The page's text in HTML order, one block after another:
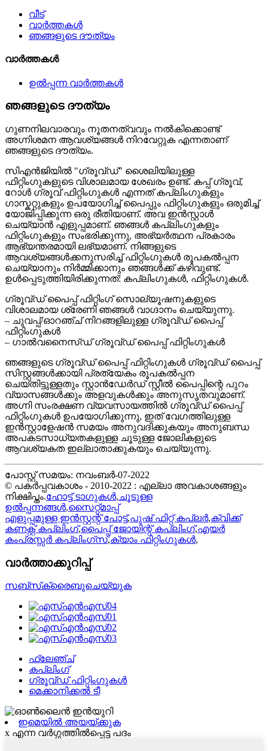
വീട്
വാർത്തകൾ
ഞങ്ങളുടെ ദൗത്യം
വാർത്തകൾ
ഉൽപ്പന്ന വാർത്തകൾ
ഞങ്ങളുടെ ദൗത്യം
ഗുണനിലവാരവും നൂതനത്വവും നൽകിക്കൊണ്ട്
അഗ്നിശമന ആവശ്യങ്ങൾ നിറവേറ്റുക എന്നതാണ്
ഞങ്ങളുടെ ദൗത്യം.
സി‌എൻ‌ജിയിൽ "ഗ്രൂവ്ഡ്" ശൈലിയിലുള്ള
ഫിറ്റിംഗുകളുടെ വിശാലമായ ശേഖരം ഉണ്ട്. കപ്പ് ഗ്രൂവ്,
റോൾ ഗ്രൂവ് ഫിറ്റിംഗുകൾ എന്നത് കപ്ലിംഗുകളും
ഗാസ്കറ്റുകളും ഉപയോഗിച്ച് പൈപ്പും ഫിറ്റിംഗുകളും ഒരുമിച്ച്
യോജിപ്പിക്കുന്ന ഒരു രീതിയാണ്. അവ ഇൻസ്റ്റാൾ
ചെയ്യാൻ എളുപ്പമാണ്. ഞങ്ങൾ കപ്ലിംഗുകളും
ഫിറ്റിംഗുകളും സംഭരിക്കുന്നു, അഭ്യർത്ഥന പ്രകാരം
ആഭ്യന്തരമായി ലഭ്യമാണ്. നിങ്ങളുടെ
ആവശ്യങ്ങൾക്കനുസരിച്ച് ഫിറ്റിംഗുകൾ രൂപകൽപ്പന
ചെയ്യാനും നിർമ്മിക്കാനും ഞങ്ങൾക്ക് കഴിവുണ്ട്.
ഉൾപ്പെടുത്തിയിരിക്കുന്നത്: കപ്ലിംഗുകൾ, ഫിറ്റിംഗുകൾ.
ഗ്രൂവ്ഡ് പൈപ്പ് ഫിറ്റിംഗ് സൊല്യൂഷനുകളുടെ
വിശാലമായ ശ്രേണി ഞങ്ങൾ വാഗ്ദാനം ചെയ്യുന്നു.
– ചുവപ്പ്/ഓറഞ്ച് നിറങ്ങളിലുള്ള ഗ്രൂവ്ഡ് പൈപ്പ്
ഫിറ്റിംഗുകൾ
– ഗാൽവനൈസ്ഡ് ഗ്രൂവ്ഡ് പൈപ്പ് ഫിറ്റിംഗുകൾ
ഞങ്ങളുടെ ഗ്രൂവ്ഡ് പൈപ്പ് ഫിറ്റിംഗുകൾ ഗ്രൂവ്ഡ് പൈപ്പ്
സിസ്റ്റങ്ങൾക്കായി പ്രത്യേകം രൂപകൽപ്പന
ചെയ്തിട്ടുള്ളതും സ്റ്റാൻഡേർഡ് സ്റ്റീൽ പൈപ്പിന്റെ പുറം
വ്യാസങ്ങൾക്കും അളവുകൾക്കും അനുസൃതവുമാണ്.
അഗ്നി സംരക്ഷണ വ്യവസായത്തിൽ ഗ്രൂവ്ഡ് പൈപ്പ്
ഫിറ്റിംഗുകൾ ഉപയോഗിക്കുന്നു, ഇത് വേഗത്തിലുള്ള
ഇൻസ്റ്റാളേഷൻ സമയം അനുവദിക്കുകയും അനുബന്ധ
അപകടസാധ്യതകളുള്ള ചൂടുള്ള ജോലികളുടെ
ആവശ്യകത ഇല്ലാതാക്കുകയും ചെയ്യുന്നു.
പോസ്റ്റ് സമയം: നവംബർ-07-2022
© പകർപ്പവകാശം - 2010-2022 : എല്ലാ അവകാശങ്ങളും
നിക്ഷിപ്തം.ഹോട്ട് ടാഗുകൾ, ചൂടുള്ള
ഉൽപ്പന്നങ്ങൾ,സൈറ്റ്മാപ്പ്
എളുപ്പമുള്ള ഇൻസ്റ്റന്റ് പോട്ട്,പുഷ് ഫിറ്റ് കപ്ലർ,ക്വിക്ക്
കണക്റ്റ് കപ്ലിംഗ്,പൈപ്പ് ജോയിന്റ് കപ്ലിംഗ്,എയർ
കംപ്രസ്സർ കപ്ലിംഗ്സ്,ക്യാം ഫിറ്റിംഗുകൾ,
വാർത്താക്കുറിപ്പ്
സബ്‌സ്‌ക്രൈബുചെയ്യുക
ഫ്ലേഞ്ച്
കപ്ലിംഗ്
ഗ്രൂവ്ഡ് ഫിറ്റിംഗുകൾ
മെക്കാനിക്കൽ ടീ
ഇമെയിൽ അയയ്ക്കുക
x എന്ന വർഗ്ഗത്തിൽപ്പെട്ട പദം